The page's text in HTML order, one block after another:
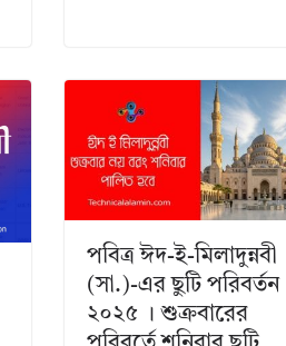
পবিত্র ঈদ-ই-মিলাদুন্নবী
(সা.)-এর ছুটি পরিবর্তন
২০২৫ । শুক্রবারের